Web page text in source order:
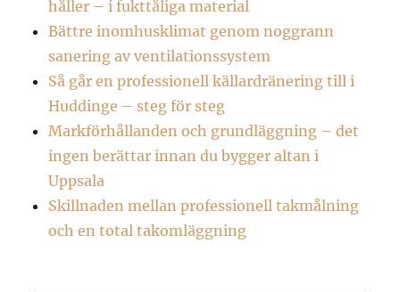
håller – i fukttåliga material
Bättre inomhusklimat genom noggrann
sanering av ventilationssystem
Så går en professionell källardränering till i
Huddinge – steg för steg
Markförhållanden och grundläggning – det
ingen berättar innan du bygger altan i
Uppsala
Skillnaden mellan professionell takmålning
och en total takomläggning